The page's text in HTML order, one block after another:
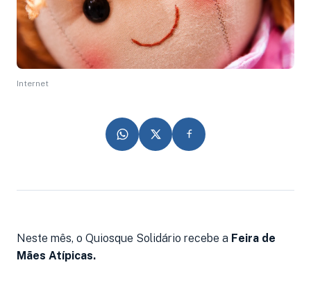
Internet
Neste mês, o Quiosque Solidário recebe a Feira de
Mães Atípicas.